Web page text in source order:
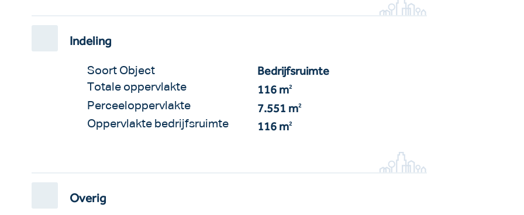
Indeling
Soort Object Bedrijfsruimte
Totale oppervlakte 116 m2
Perceeloppervlakte 7.551 m2
Oppervlakte bedrijfsruimte 116 m2
Overig